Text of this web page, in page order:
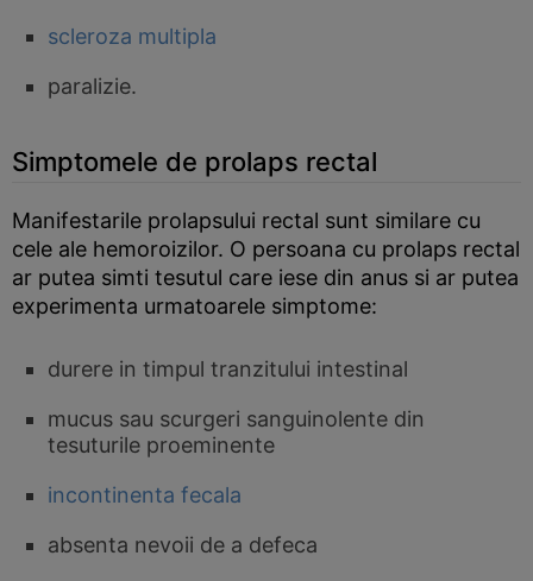
scleroza multipla
paralizie.
Simptomele de prolaps rectal
Manifestarile prolapsului rectal sunt similare cu
cele ale hemoroizilor. O persoana cu prolaps rectal
ar putea simti tesutul care iese din anus si ar putea
experimenta urmatoarele simptome:
durere in timpul tranzitului intestinal
mucus sau scurgeri sanguinolente din
tesuturile proeminente
incontinenta fecala
absenta nevoii de a defeca